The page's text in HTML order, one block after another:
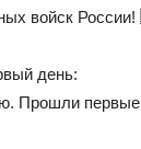
войск
день:
Прошли